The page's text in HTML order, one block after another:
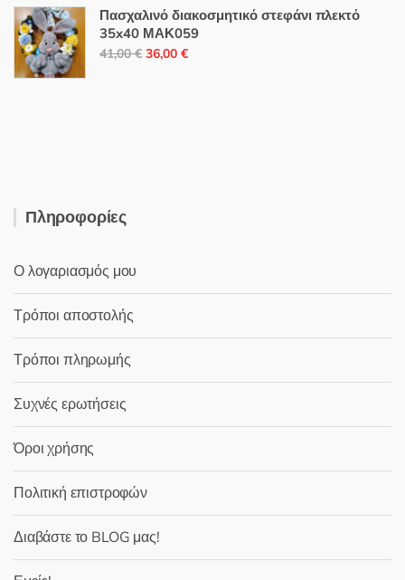
was:
46,80 €.
τιμή
είναι:
25,00 €.
Πασχαλινό διακοσμητικό στεφάνι πλεκτό
35x40 ΜΑΚ059
41,00€ Original
36,00 €Η
Πληροφορίες
Ο λογαριασμός μου
Τρόποι αποστολής
Τρόποι πληρωμής
Συχνές ερωτήσεις
Όροι χρήσης
Πολιτική επιστροφών
Διαβάστε το BLOG μας!